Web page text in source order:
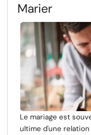
Marier
Le mariage est
ultime d'une